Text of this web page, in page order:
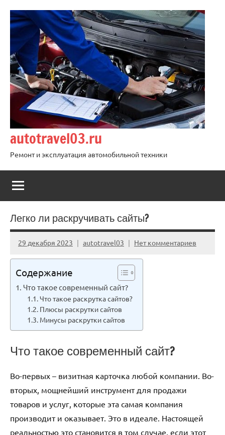
содержимому
autotravel03.ru
Ремонт и эксплуатация автомобильной техники
Легко ли раскручивать сайты?
29 декабря 2023 autotravel03 Нет комментариев
Содержание
Что такое современный сайт?
Что такое раскрутка сайтов?
Плюсы раскрутки сайтов
Минусы раскрутки сайтов
Что такое современный сайт?
Во-первых – визитная карточка любой компании. Во-
вторых, мощнейший инструмент для продажи
товаров и услуг, которые эта самая компания
производит и оказывает. Это в идеале. Настоящей
реальностью это становится в том случае, если этот